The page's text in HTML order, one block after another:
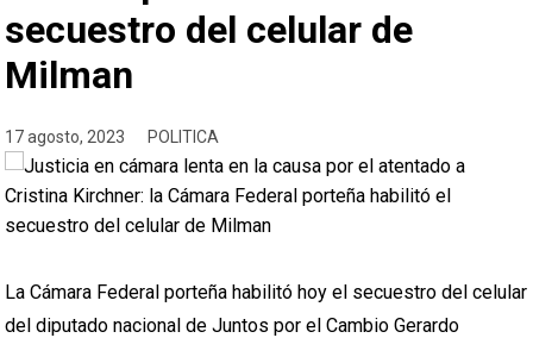
secuestro del celular de
Milman
17 agosto, 2023 POLITICA
La Cámara Federal porteña habilitó hoy el secuestro del celular
del diputado nacional de Juntos por el Cambio Gerardo